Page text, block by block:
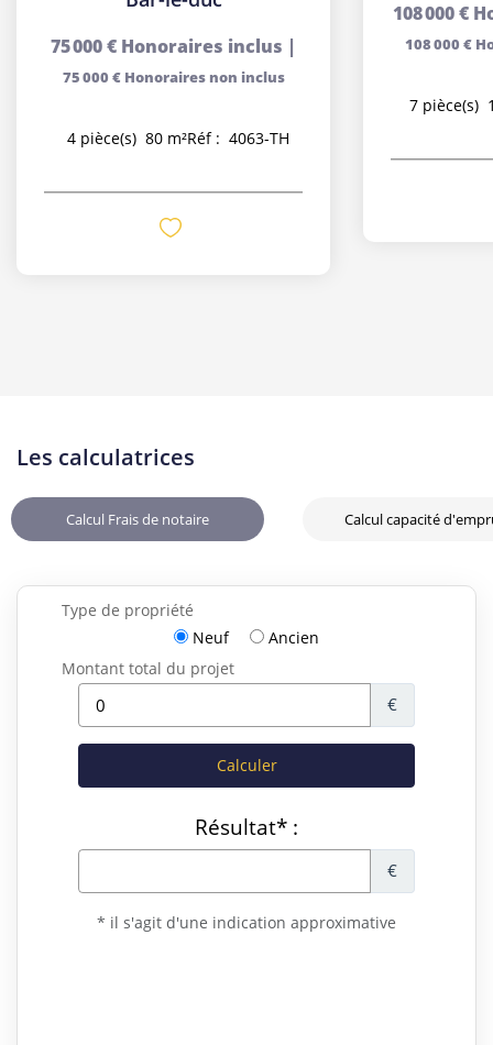
75 000 € Honoraires inclus |
75 000 € Honoraires non inclus
4 pièce(s) 80 m²Réf : 4063-TH
108 000 €
108 000 €
7 pièce(s)
Les calculatrices
Calcul Frais de notaire Calcul capacité